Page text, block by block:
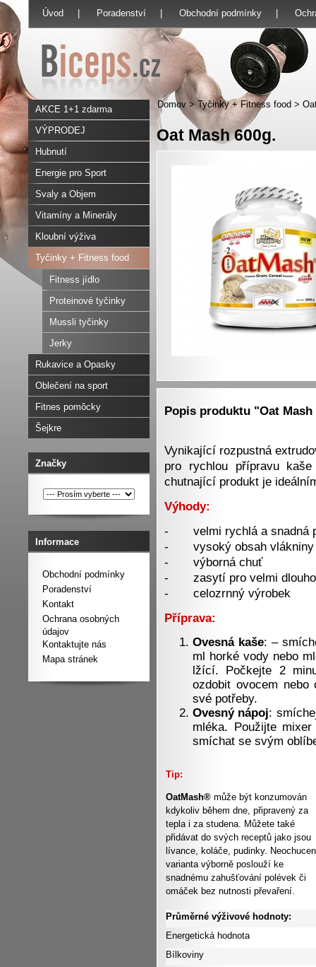
Úvod Poradenství Obchodní podmínky
Domov > Tyčinky + Fitness food >
AKCE 1+1 zdarma
VÝPRODEJ
Hubnutí
Energie pro Sport
Svaly a Objem
Vitamíny a Minerály
Kloubní výživa
Tyčinky + Fitness food
Fitness jídlo
Proteinové tyčinky
Mussli tyčinky
Jerky
Rukavice a Opasky
Oblečení na sport
Fitnes pomôcky
Šejkre
Značky
Informace
Obchodní podmínky
Poradenství
Kontakt
Ochrana osobných
údajov
Kontaktujte nás
Mapa stránek
Oat Mash 600g.
Popis produktu "Oat Mash
Vynikající rozpustná
pro rychlou přípravu
chutnající produkt je
Výhody:
- velmi rychlá a snadná
- vysoký obsah vlákniny
- výborná chuť
- zasytí pro velmi
- celozrnný výrobek
Příprava:
Ovesná kaše: –
ml horké vody nebo
lžící. Počkejte 2
ozdobit ovocem
své potřeby.
Ovesný nápoj:
mléka. Použijte
smíchat se svým
Tip:
OatMash® může být konzumován
kdykoliv během dne, připravený za
tepla i za studena. Můžete také
přidávat do svých receptů jako jsou
lívance, koláče, pudinky.
varianta výborně poslouží ke
snadnému zahušťování polévek či
omáček bez nutnosti převaření.
Průměrné výživové hodnoty:
Energetická hodnota
Bílkoviny